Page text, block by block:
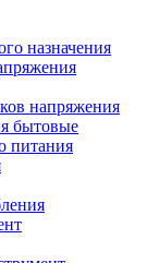
назначения
напряжения
бытовые
питания